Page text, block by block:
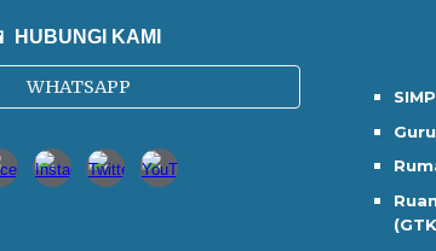
HUBUNGI KAMI
WHATSAPP